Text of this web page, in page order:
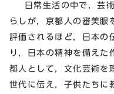
日常生活の中で，芸術
らしが，京都人の審美眼
評価されるほど，日本の
り，日本の精神を備えた
都人として，文化芸術を
世代に伝え，子供たちに